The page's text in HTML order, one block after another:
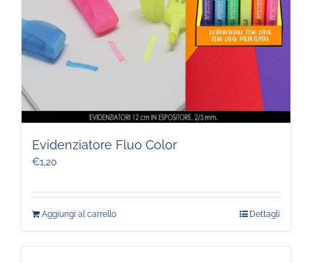
Evidenziatore Fluo Color
€1,20
Aggiungi al carrello Dettagli